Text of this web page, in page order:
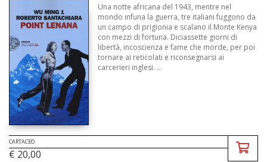
Una notte africana del 1943, mentre nel
mondo infuna la guerra, tre italiani fuggono da
un campo di prigionia e scalano il Monte Kenya
con mezzi di fortuna. Diciassette giorni di
libertà, incoscienza e fame che morde, per poi
tornare ai reticolati e riconsegnarsi ai
carcerieri inglesi. ...
CARTACEO
€ 20,00